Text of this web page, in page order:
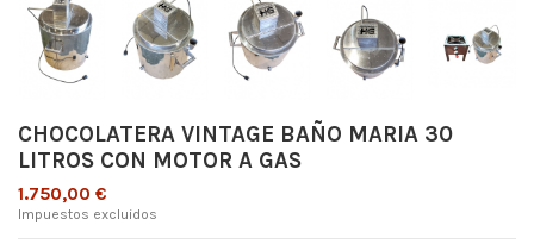
CHOCOLATERA VINTAGE BAÑO MARIA 30
LITROS CON MOTOR A GAS
1.750,00 €
Impuestos excluidos